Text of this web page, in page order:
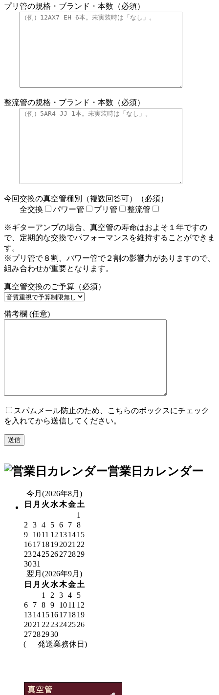
プリ管の規格・ブランド・本数（必須）
整流管の規格・ブランド・本数（必須）
今回交換の真空管種別（複数回答可）（必須）
全交換
パワー管 プリ管 整流管
※ギターアンプの場合、真空管の寿命はおよそ１年ですの
で、定期的な交換でパフォーマンスを維持することができま
す。
※プリ管で８割、パワー管で２割の影響力がありますので、
組み合わせが重要となります。
真空管交換のご予算（必須）
備考欄 (任意)
スパムメール防止のため、こちらのボックスにチェック
を入れてから送信してください。
営業日カレンダー
今月(2026年8月)
日 月 火 水木金土
1
2
3 4 5 6 7 8
9
1011 12 131415
161718192021 22
23242526272829
3031
翌月(2026年9月)
日 月 火 水木金土
1
2 3 4
5
6
7 8 9 1011 12
13141516171819
2021 22 23242526
27282930
(
発送業務休日)